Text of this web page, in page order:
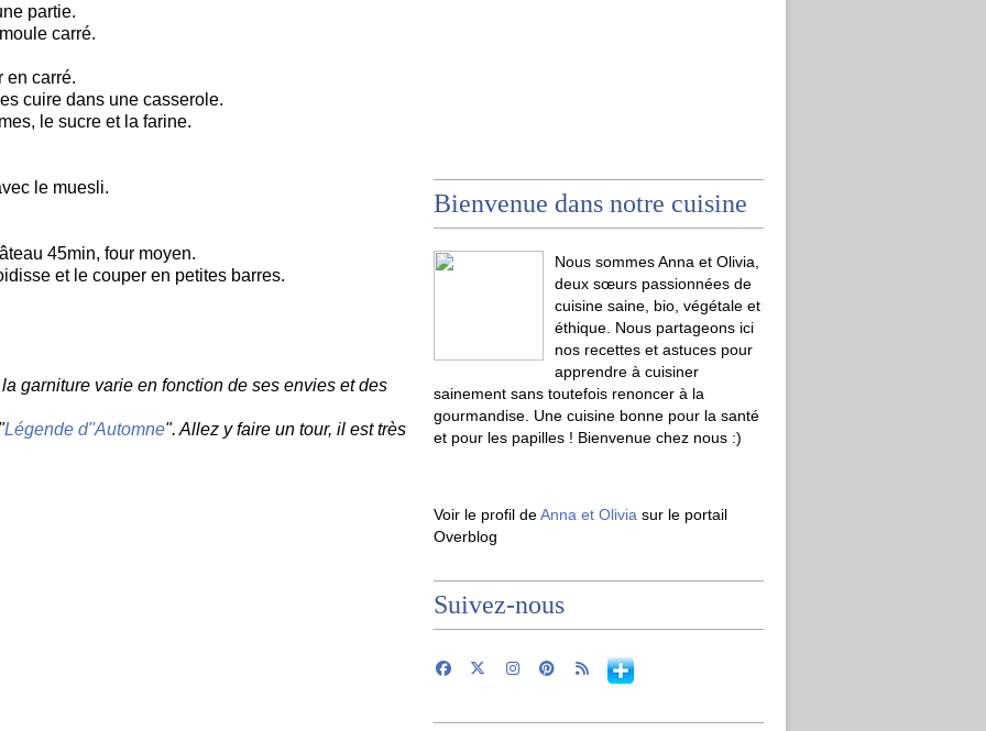
partie.
carré.
en carré.
cuire dans une casserole.
le sucre et la farine.
le muesli.
45min, four moyen.
et le couper en petites barres.
garniture varie en fonction de ses envies et des
Légende d''Automne". Allez y faire un tour, il est très
Bienvenue dans notre cuisine
Nous sommes Anna et Olivia,
deux sœurs passionnées de
cuisine saine, bio, végétale et
éthique. Nous partageons ici
nos recettes et astuces pour
apprendre à cuisiner
sainement sans toutefois renoncer à la
gourmandise. Une cuisine bonne pour la santé
et pour les papilles ! Bienvenue chez nous :)
Voir le profil deAnna et Olivia sur le portail
Overblog
Suivez-nous